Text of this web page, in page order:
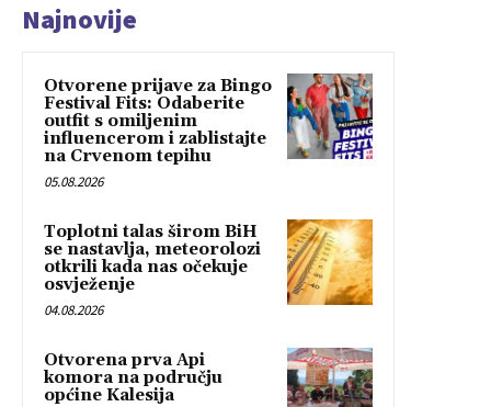
Najnovije
Otvorene prijave za Bingo
Festival Fits: Odaberite
outfit s omiljenim
influencerom i zablistajte
na Crvenom tepihu
05.08.2026
Toplotni talas širom BiH
se nastavlja, meteorolozi
otkrili kada nas očekuje
osvježenje
04.08.2026
Otvorena prva Api
komora na području
općine Kalesija